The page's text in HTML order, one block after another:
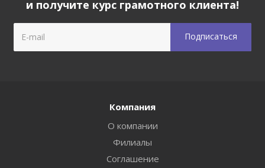
и получите курс грамотного клиента!
Компания
О компании
Филиалы
Соглашение